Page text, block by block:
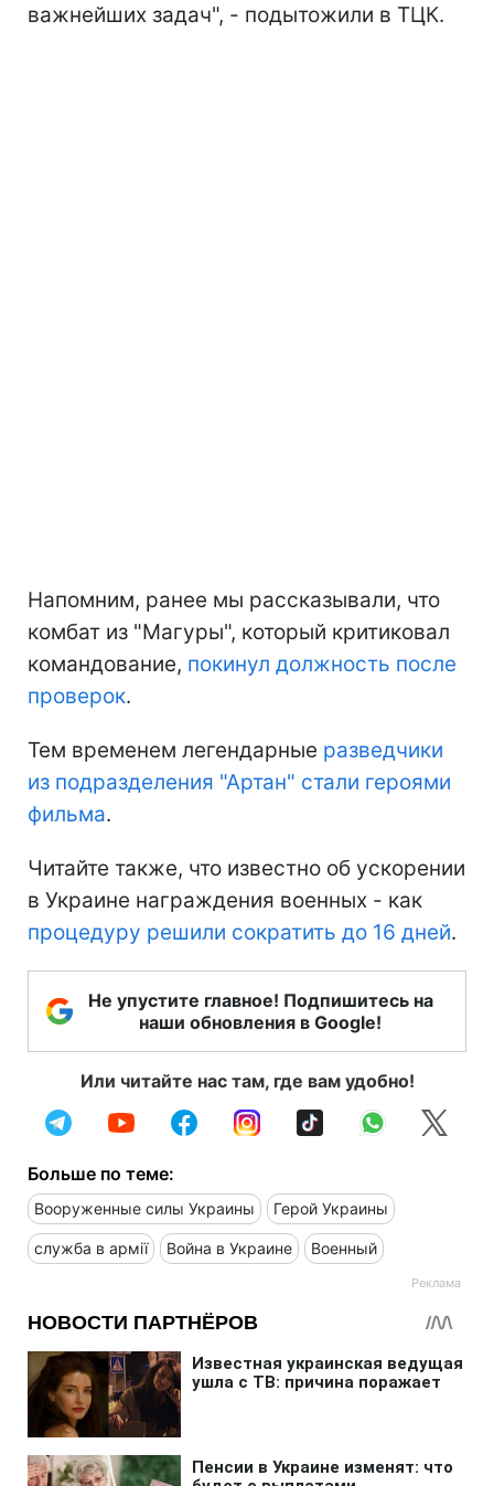
важнейших задач", - подытожили в ТЦК.
Напомним, ранее мы рассказывали, что
комбат из "Магуры", который критиковал
командование, покинул должность после
проверок.
Тем временем легендарные разведчики
из подразделения "Артан" стали героями
фильма.
Читайте также, что известно об ускорении
в Украине награждения военных - как
процедуру решили сократить до 16 дней.
Не упустите главное! Подпишитесь на
наши обновления в Google!
Или читайте нас там, где вам удобно!
Больше по теме:
Вооруженные силы Украины Герой Украины
служба в армії Война в Украине Военный